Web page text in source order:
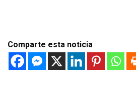
Comparte esta noticia